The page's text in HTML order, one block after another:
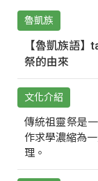
魯凱族
【魯凱族語
祭的由來
文化介紹
傳統祖靈祭是
作求學濃縮為
理。